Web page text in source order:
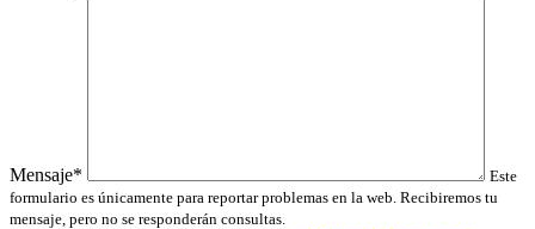
Mensaje*
Este
formulario es únicamente para reportar problemas en la web. Recibiremos tu
mensaje, pero no se responderán consultas.